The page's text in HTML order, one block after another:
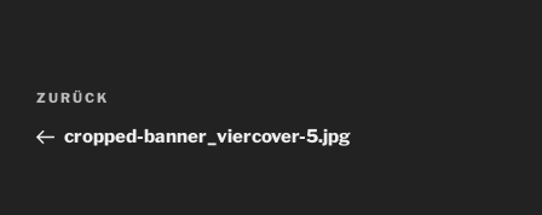
Beitragsnavigation
Vorheriger
Beitrag
ZURÜCK
cropped-banner_viercover-5.jpg